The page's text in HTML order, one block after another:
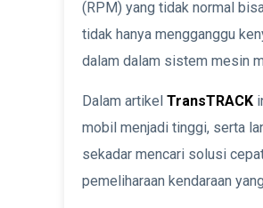
(RPM) yang tidak normal
tidak hanya mengganggu
dalam dalam sistem mesin
Dalam artikel TransTRACK
mobil menjadi tinggi, serta
sekadar mencari solusi
pemeliharaan kendaraan